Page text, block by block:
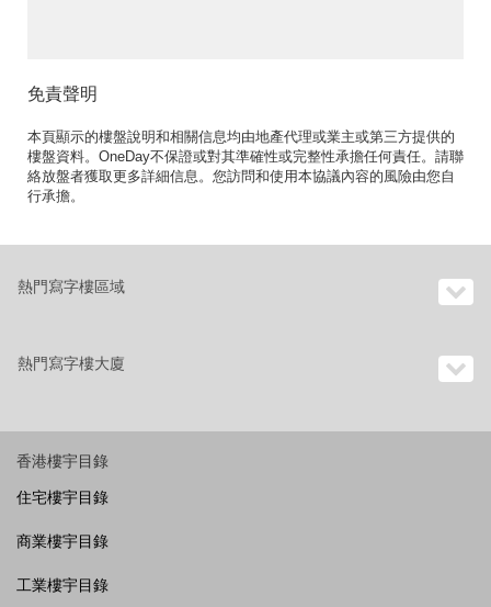
免責聲明
本頁顯示的樓盤說明和相關信息均由地產代理或業主或第三方提供的
樓盤資料。OneDay不保證或對其準確性或完整性承擔任何責任。請聯
絡放盤者獲取更多詳細信息。您訪問和使用本協議內容的風險由您自
行承擔。
熱門寫字樓區域
熱門寫字樓大廈
香港樓宇目錄
住宅樓宇目錄
商業樓宇目錄
工業樓宇目錄